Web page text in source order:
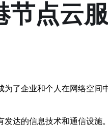
节点云
为了企业和个人在网络空
达的信息技术和通信设施